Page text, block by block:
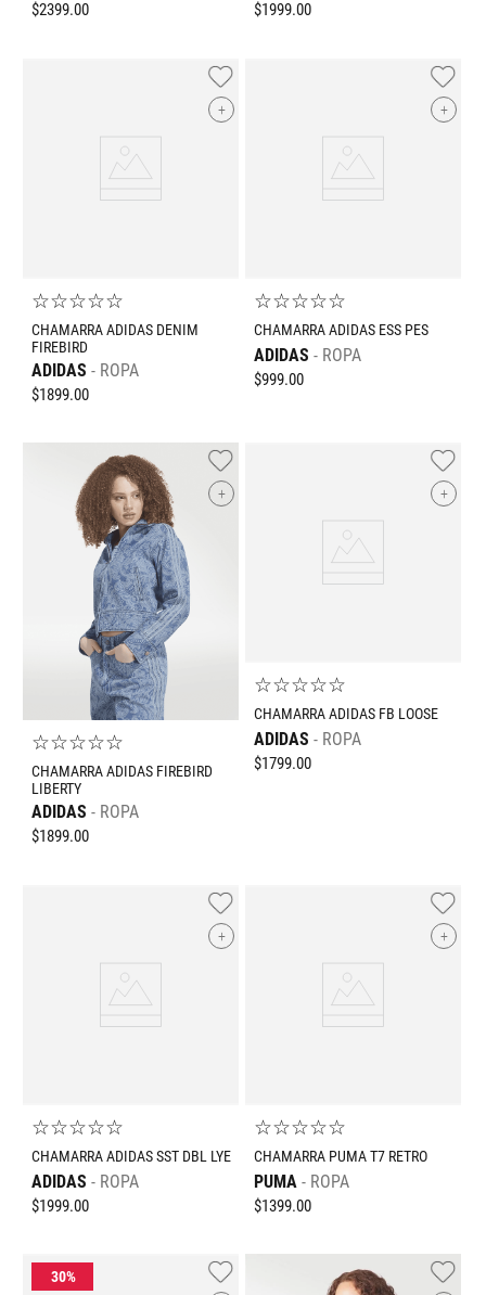
$2399.00 $1999.00
+
☆☆☆☆☆
CHAMARRA ADIDAS DENIM
FIREBIRD
ADIDAS ROPA
$1899.00
+
☆☆☆☆☆
CHAMARRA ADIDAS ESS PES
ADIDAS ROPA
$999.00
+
☆☆☆☆☆
CHAMARRA ADIDAS FIREBIRD
LIBERTY
ADIDAS ROPA
$1899.00
+
☆☆☆☆☆
CHAMARRA ADIDAS FB LOOSE
ADIDAS ROPA
$1799.00
+
☆☆☆☆☆
CHAMARRA ADIDAS SST DBL LYE
ADIDAS ROPA
$1999.00
+
☆☆☆☆☆
CHAMARRA PUMA T7 RETRO
PUMA ROPA
$1399.00